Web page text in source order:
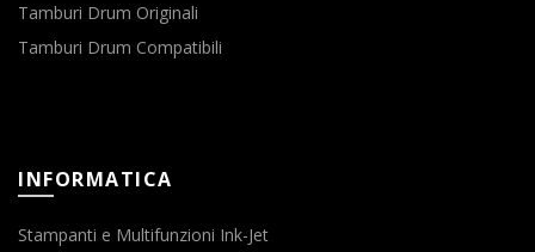
Tamburi Drum Originali
Tamburi Drum Compatibili
INFORMATICA
Stampanti e Multifunzioni Ink-Jet